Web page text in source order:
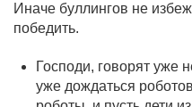
Иначе буллингов не
победить.
Господи, говорят уже
уже дождаться